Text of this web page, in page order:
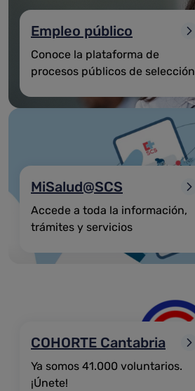
Empleo público
Conoce la plataforma de
procesos públicos de selección
MiSalud@SCS
Accede a toda la información,
trámites y servicios
COHORTE Cantabria
Ya somos 41.000 voluntarios.
¡Únete!